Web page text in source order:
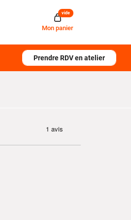
Mon panier
vide
Prendre RDV en atelier